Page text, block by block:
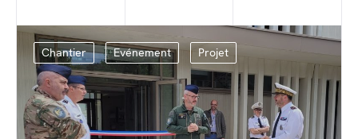
Chantier Evénement Projet